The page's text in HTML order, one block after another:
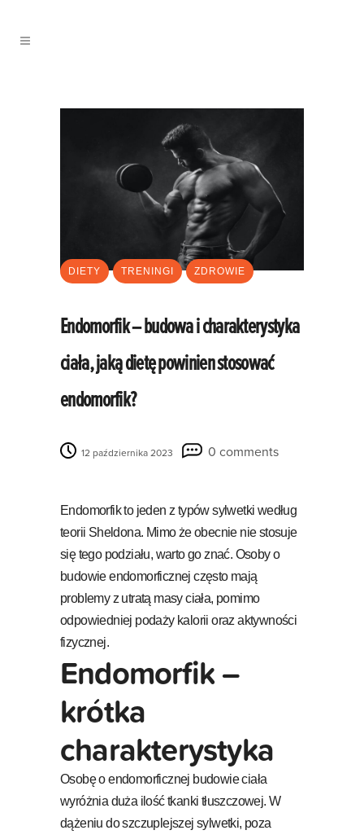
DIETY TRENINGI ZDROWIE
Endomorfik – budowa i charakterystyka
ciała, jaką dietę powinien stosować
endomorfik?
12 października 2023 0 comments
Endomorfik to jeden z typów sylwetki według
teorii Sheldona. Mimo że obecnie nie stosuje
się tego podziału, warto go znać. Osoby o
budowie endomorficznej często mają
problemy z utratą masy ciała, pomimo
odpowiedniej podaży kalorii oraz aktywności
fizycznej.
Endomorfik –
krótka
charakterystyka
Osobę o endomorficznej budowie ciała
wyróżnia duża ilość tkanki tłuszczowej. W
dążeniu do szczuplejszej sylwetki, poza